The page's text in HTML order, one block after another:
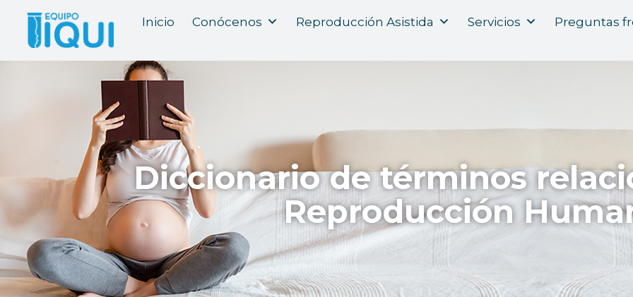
Inicio Conócenos Reproducción Asistida Servicios Preguntas
Diccionario de términos
Reproducción